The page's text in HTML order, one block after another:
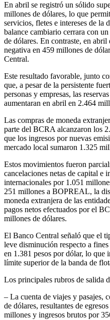
En abril se registró un sólido
millones de dólares, lo que
servicios, fletes e intereses de la
balance cambiario cerrara con
de dólares. En contraste, en
negativa en 459 millones de
Central.
Este resultado favorable, junto
que, a pesar de la persistente
personas y empresas, las
aumentaran en abril en 2.464
Las compras de moneda
parte del BCRA alcanzaron los
que los ingresos por nuevas
mercado local sumaron 1.325
Estos movimientos fueron
cancelaciones netas de capital e
internacionales por 1.051
251 millones a BOPREAL, la
moneda extranjera de las
pagos netos efectuados por el
millones de dólares.
El Banco Central señaló que el
leve disminución respecto a
en 1.381 pesos por dólar, lo que
límite superior de la banda de
Los principales rubros de salida
– La cuenta de viajes y pasajes,
de dólares, resultantes de
millones y ingresos brutos por